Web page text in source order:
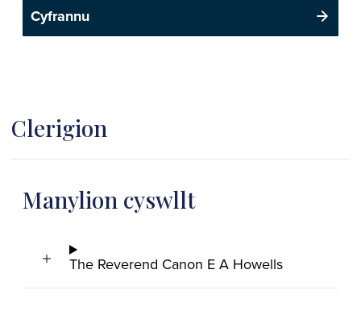
Cyfrannu
Clerigion
Manylion cyswllt
The Reverend Canon E A Howells